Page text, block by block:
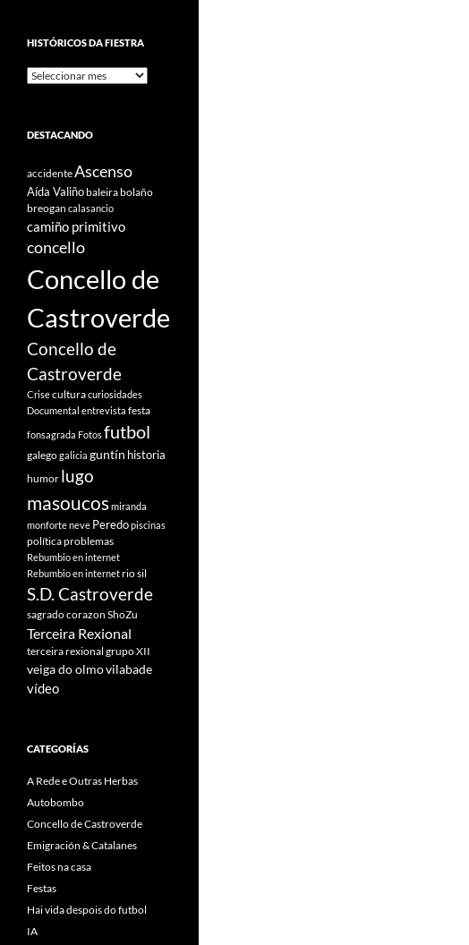
HISTÓRICOS DA FIESTRA
Históricos
DESTACANDO
accidenteAscenso
Aída Valiñobaleirabolaño
breogan calasancio
camiño primitivo
concello
Concello de
Castroverde
Concello de
Castroverde
Criseculturacuriosidades
Documental entrevista festa
fonsagrada Fotosfutbol
galegogalicia guntín historia
humor lugo
masoucosmiranda
monforteneve Peredopiscinas
políticaproblemas
Rebumbio en internet
Rebumbio en internetrio sil
S.D. Castroverde
sagrado corazon ShoZu
Terceira Rexional
terceira rexional grupo XII
veiga do olmovilabade
vídeo
CATEGORÍAS
A Rede e Outras Herbas
Autobombo
Concello de Castroverde
Emigración & Catalanes
Feitos na casa
Festas
Hai vida despois do futbol
IA